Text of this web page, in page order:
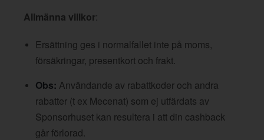
Allmänna villkor:
Ersättning ges i normalfallet inte på moms,
försäkringar, presentkort och frakt.
Obs: Användande av rabattkoder och andra
rabatter (t ex Mecenat) som ej utfärdats av
Sponsorhuset kan resultera i att din cashback
går förlorad.